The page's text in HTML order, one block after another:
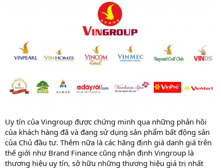
Uy tín của Vingroup được chứng minh qua những phản hồi
của khách hàng đã và đang sử dụng sản phẩm bất động sản
của Chủ đầu tư. Thêm nữa là các hãng định giá danh giá trên
thế giới như Brand Finance cũng nhận định Vingroup là
thương hiệu uy tín, sở hữu những thương hiệu giá trị nhất